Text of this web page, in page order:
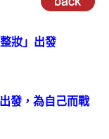
妝」出發
發，為自己而戰